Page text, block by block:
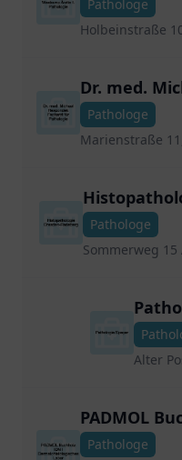
Pathologe
Holbeinstraße
Dr. med.
Facharzt für
Pathologe
Marienstraße
Pathologe
Sommerweg 15
Alter
PADMOL
Pathologe